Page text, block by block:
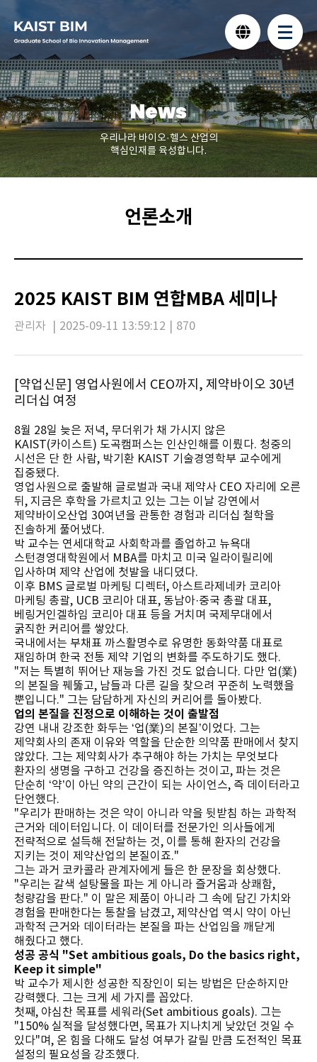
News
우리나라 바이오·헬스 산업의
핵심인재를 육성합니다.
언론소개
2025 KAIST BIM 연합MBA 세미나
관리자 2025-09-11 13:59:12 870
[약업신문] 영업사원에서 CEO까지, 제약바이오 30년
리더십 여정
8월 28일 늦은 저녁, 무더위가 채 가시지 않은
KAIST(카이스트) 도곡캠퍼스는 인산인해를 이뤘다. 청중의
시선은 단 한 사람, 박기환 KAIST 기술경영학부 교수에게
집중됐다.
영업사원으로 출발해 글로벌과 국내 제약사 CEO 자리에 오른
뒤, 지금은 후학을 가르치고 있는 그는 이날 강연에서
제약바이오산업 30여년을 관통한 경험과 리더십 철학을
진솔하게 풀어냈다.
박 교수는 연세대학교 사회학과를 졸업하고 뉴욕대
스턴경영대학원에서 MBA를 마치고 미국 일라이릴리에
입사하며 제약 산업에 첫발을 내디뎠다.
이후 BMS 글로벌 마케팅 디렉터, 아스트라제네카 코리아
마케팅 총괄, UCB 코리아 대표, 동남아·중국 총괄 대표,
베링거인겔하임 코리아 대표 등을 거치며 국제무대에서
굵직한 커리어를 쌓았다.
국내에서는 부채표 까스활명수로 유명한 동화약품 대표로
재임하며 한국 전통 제약 기업의 변화를 주도하기도 했다.
"저는 특별히 뛰어난 재능을 가진 것도 없습니다. 다만 업(業)
의 본질을 꿰뚫고, 남들과 다른 길을 찾으려 꾸준히 노력했을
뿐입니다." 그는 담담하게 자신의 커리어를 돌아봤다.
업의 본질을 진정으로 이해하는 것이 출발점
강연 내내 강조한 화두는 ‘업(業)의 본질’이었다. 그는
제약회사의 존재 이유와 역할을 단순한 의약품 판매에서 찾지
않았다. 그는 제약회사가 추구해야 하는 가치는 무엇보다
환자의 생명을 구하고 건강을 증진하는 것이고, 파는 것은
단순히 ‘약’이 아닌 약의 근간이 되는 사이언스, 즉 데이터라고
단언했다.
"우리가 판매하는 것은 약이 아니라 약을 뒷받침 하는 과학적
근거와 데이터입니다. 이 데이터를 전문가인 의사들에게
전략적으로 설득해 전달하는 것, 이를 통해 환자의 건강을
지키는 것이 제약산업의 본질이죠."
그는 과거 코카콜라 관계자에게 들은 한 문장을 회상했다.
"우리는 갈색 설탕물을 파는 게 아니라 즐거움과 상쾌함,
청량감을 판다." 이 말은 제품이 아니라 그 속에 담긴 가치와
경험을 판매한다는 통찰을 남겼고, 제약산업 역시 약이 아닌
과학적 근거와 데이터라는 본질을 파는 산업임을 깨닫게
해줬다고 했다.
성공 공식 "Set ambitious goals, Do the basics right,
Keep it simple"
박 교수가 제시한 성공한 직장인이 되는 방법은 단순하지만
강력했다. 그는 크게 세 가지를 꼽았다.
첫째, 야심찬 목표를 세워라(Set ambitious goals). 그는
"150% 실적을 달성했다면, 목표가 지나치게 낮았던 것일 수
있다"며, 온 힘을 다해도 달성 여부가 갈릴 만큼 도전적인 목표
설정의 필요성을 강조했다.